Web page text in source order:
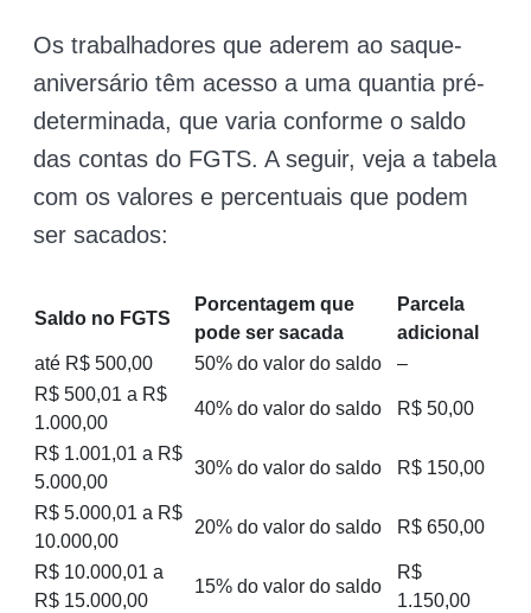
Os trabalhadores que aderem ao saque-
aniversário têm acesso a uma quantia pré-
determinada, que varia conforme o saldo
das contas do FGTS. A seguir, veja a tabela
com os valores e percentuais que podem
ser sacados:
Saldo no FGTS
Porcentagem que
pode ser sacada
Parcela
adicional
até R$ 500,00
50% do valor do saldo
–
R$ 500,01 a R$
1.000,00
40% do valor do saldo R$ 50,00
R$ 1.001,01 a R$
5.000,00
30% do valor do saldo R$ 150,00
R$ 5.000,01 a R$
10.000,00
20% do valor do saldo R$ 650,00
R$ 10.000,01 a
R$ 15.000,00
15% do valor do saldo
R$
1.150,00